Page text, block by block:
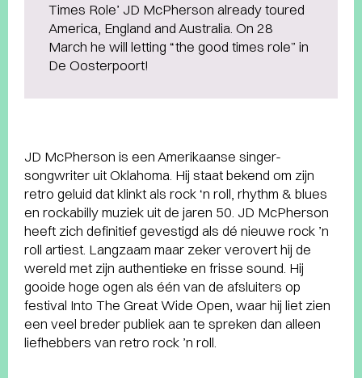
Times Role’ JD McPherson already toured
America, England and Australia. On 28
March he will letting “the good times role” in
De Oosterpoort!
JD McPherson is een Amerikaanse singer-
songwriter uit Oklahoma. Hij staat bekend om zijn
retro geluid dat klinkt als rock ‘n roll, rhythm & blues
en rockabilly muziek uit de jaren 50. JD McPherson
heeft zich definitief gevestigd als dé nieuwe rock ’n
roll artiest. Langzaam maar zeker verovert hij de
wereld met zijn authentieke en frisse sound. Hij
gooide hoge ogen als één van de afsluiters op
festival Into The Great Wide Open, waar hij liet zien
een veel breder publiek aan te spreken dan alleen
liefhebbers van retro rock ’n roll.